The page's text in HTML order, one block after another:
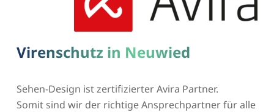
Virenschutz in Neuwied
Sehen-Design ist zertifizierter Avira Partner.
Somit sind wir der richtige Ansprechpartner für alle